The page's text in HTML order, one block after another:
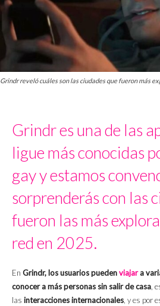
Grindr reveló cuáles son las ciudades que fueron más
Grindr es una de las
ligue más conocidas
gay y estamos
sorprenderás con las
fueron las más
red en 2025.
En Grindr, los usuarios puedenviajara
conocer a más personas sin salir de casa,
las interacciones internacionales, y es por